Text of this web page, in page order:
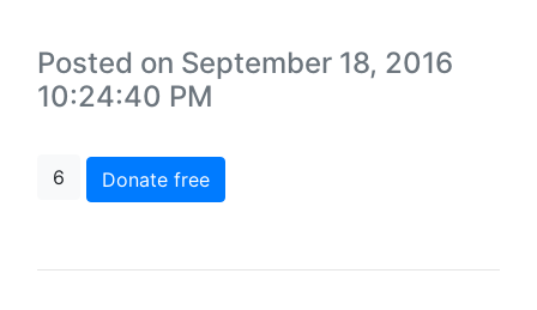
Posted on September 18, 2016
10:24:40 PM
6 Donate free